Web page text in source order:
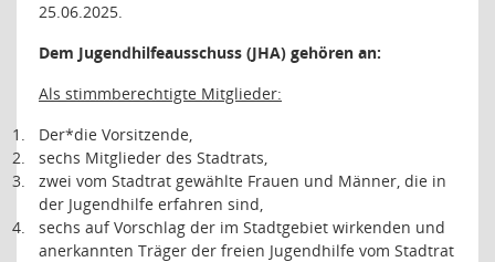
25.06.2025.
Dem Jugendhilfeausschuss (JHA) gehören an:
Als stimmberechtigte Mitglieder:
1.
Der*die Vorsitzende,
2.
sechs Mitglieder des Stadtrats,
3.
zwei vom Stadtrat gewählte Frauen und Männer, die in
der Jugendhilfe erfahren sind,
4.
sechs auf Vorschlag der im Stadtgebiet wirkenden und
anerkannten Träger der freien Jugendhilfe vom Stadtrat